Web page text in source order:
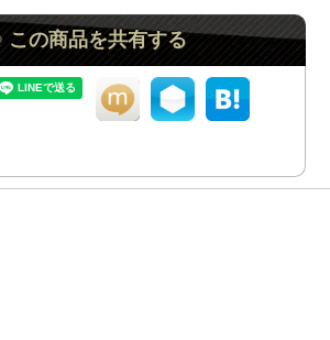
この商品を共有する